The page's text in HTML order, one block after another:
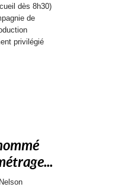
dès 8h30)
de
privilégié